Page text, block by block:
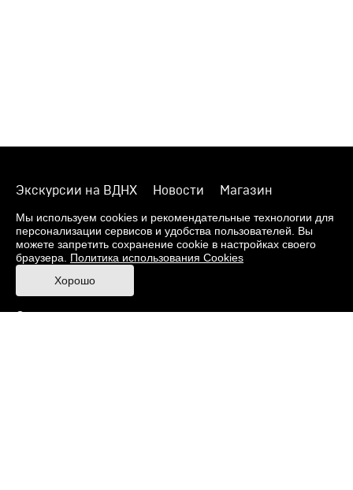
Экскурсии на ВДНХ Новости
Магазин
О музее
Фонды
Виртуальный музей
Издания
Пресс-центр
Контакты
Правила посещения Музея
Ответы на частые вопросы
Мы используем cookies и рекомендательные технологии для
персонализации сервисов и удобства пользователей. Вы
можете запретить сохранение cookie в настройках своего
браузера. Политика использования Cookies
Хорошо